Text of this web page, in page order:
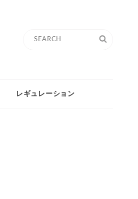
Search
レギュレーション